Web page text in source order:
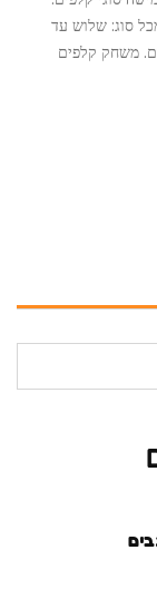
פיק ויהלום. ישנם 11 קלפים מכל סוג: שלוש עד
משחק קלפים